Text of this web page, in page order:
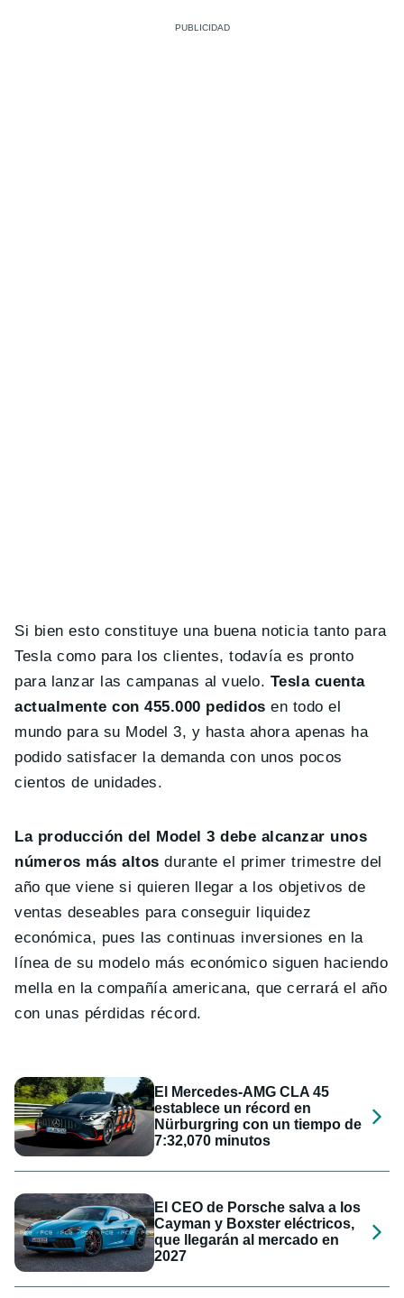
Si bien esto constituye una buena noticia tanto para
Tesla como para los clientes, todavía es pronto
para lanzar las campanas al vuelo. Tesla cuenta
actualmente con 455.000 pedidos en todo el
mundo para su Model 3, y hasta ahora apenas ha
podido satisfacer la demanda con unos pocos
cientos de unidades.
La producción del Model 3 debe alcanzar unos
números más altos durante el primer trimestre del
año que viene si quieren llegar a los objetivos de
ventas deseables para conseguir liquidez
económica, pues las continuas inversiones en la
línea de su modelo más económico siguen haciendo
mella en la compañía americana, que cerrará el año
con unas pérdidas récord.
El Mercedes-AMG CLA 45
establece un récord en
Nürburgring con un tiempo de
7:32,070 minutos
El CEO de Porsche salva a los
Cayman y Boxster eléctricos,
que llegarán al mercado en
2027